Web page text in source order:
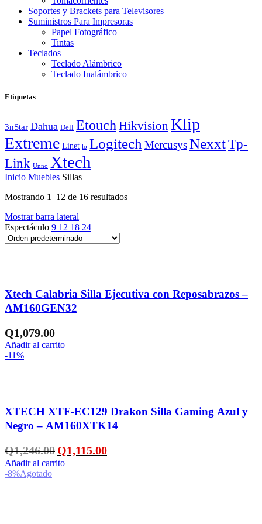
Soportes y Brackets para Televisores
Suministros Para Impresoras
Papel Fotográfico
Tintas
Teclados
Teclado Alámbrico
Teclado Inalámbrico
Etiquetas
3nStar Dahua Dell Etouch Hikvision Klip
Extreme Linet lo Logitech MercusysNexxtTp-
Link Unno Xtech
Inicio Muebles Sillas
Mostrando 1–12 de 16 resultados
Mostrar barra lateral
Espectáculo 9 12 18 24
Xtech Calabria Silla Ejecutiva con Reposabrazos –
AM160GEN32
Q1,079.00
Añadir al carrito
-11%
XTECH XTF-EC129 Drakon Silla Gaming Azul y
Negro – AM160XTK14
Q1,246.00 El
precio
original
Q1,115.00El
precio
Añadir al carrito
-8%Agotado